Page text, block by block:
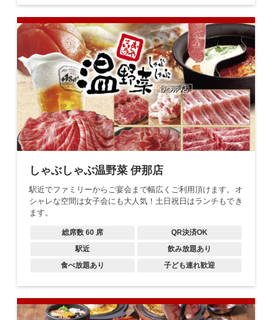
しゃぶしゃぶ温野菜 伊那店
駅近でファミリーからご宴会まで幅広くご利用頂けます。オ
シャレな空間は女子会にも大人気！土日祝日はランチもでき
ます。
総席数 60 席
QR決済OK
駅近
飲み放題あり
食べ放題あり
子ども連れ歓迎